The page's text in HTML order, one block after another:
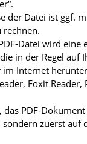
der Datei ist ggf.
rechnen.
Datei wird eine
in der Regel auf
Internet
Foxit Reader,
das PDF-
zuerst auf